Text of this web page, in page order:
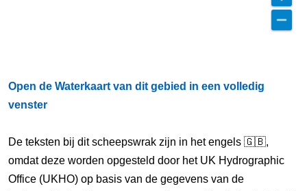
Open de Waterkaart van dit gebied in een volledig
venster
De teksten bij dit scheepswrak zijn in het engels 🇬🇧,
omdat deze worden opgesteld door het UK Hydrographic
Office (UKHO) op basis van de gegevens van de